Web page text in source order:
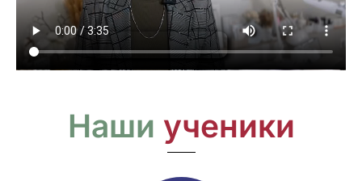
Наши ученики